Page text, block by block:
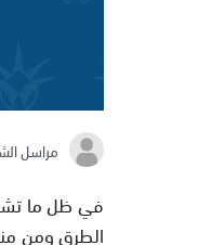
مراسل
في ظل ما